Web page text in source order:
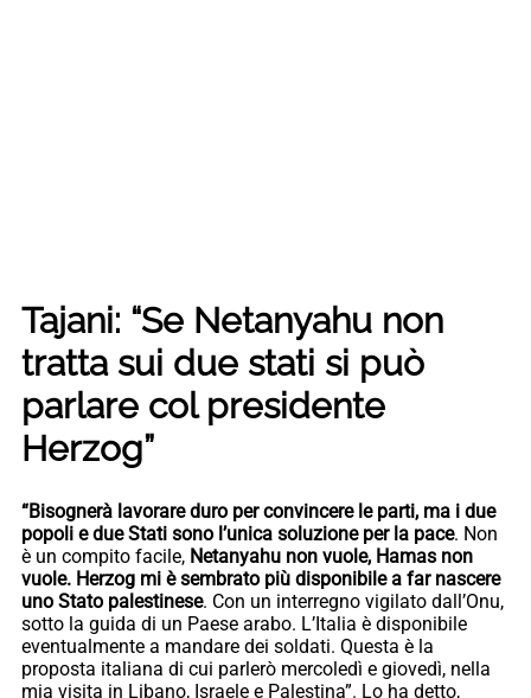
Tajani: “Se Netanyahu non
tratta sui due stati si può
parlare col presidente
Herzog”
“Bisognerà lavorare duro per convincere le parti, ma i due
popoli e due Stati sono l’unica soluzione per la pace. Non
è un compito facile, Netanyahu non vuole, Hamas non
vuole. Herzog mi è sembrato più disponibile a far nascere
uno Stato palestinese. Con un interregno vigilato dall’Onu,
sotto la guida di un Paese arabo. L’Italia è disponibile
eventualmente a mandare dei soldati. Questa è la
proposta italiana di cui parlerò mercoledì e giovedì, nella
mia visita in Libano, Israele e Palestina”. Lo ha detto,